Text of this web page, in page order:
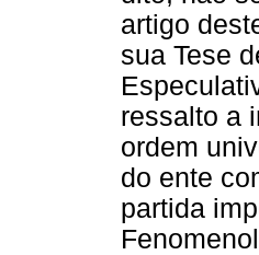
artigo
sua Tese
ressalto a
ordem
do ente
partida